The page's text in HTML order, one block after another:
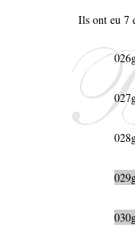
Ils ont eu 7